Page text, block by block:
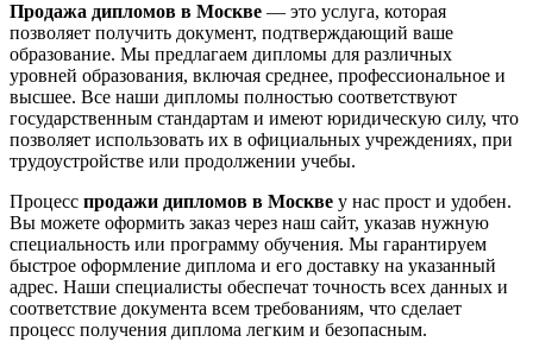
Продажа дипломов в Москве — это услуга, которая
позволяет получить документ, подтверждающий ваше
образование. Мы предлагаем дипломы для различных
уровней образования, включая среднее, профессиональное и
высшее. Все наши дипломы полностью соответствуют
государственным стандартам и имеют юридическую силу, что
позволяет использовать их в официальных учреждениях, при
трудоустройстве или продолжении учебы.
Процесс продажи дипломов в Москве у нас прост и удобен.
Вы можете оформить заказ через наш сайт, указав нужную
специальность или программу обучения. Мы гарантируем
быстрое оформление диплома и его доставку на указанный
адрес. Наши специалисты обеспечат точность всех данных и
соответствие документа всем требованиям, что сделает
процесс получения диплома легким и безопасным.